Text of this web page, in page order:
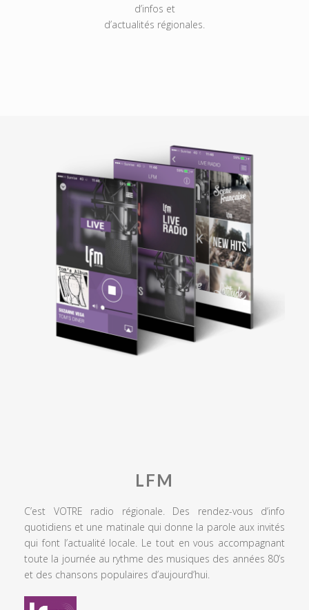
d’infos et
d’actualités régionales.
LFM
C’est VOTRE radio régionale. Des rendez-vous d’info
quotidiens et une matinale qui donne la parole aux invités
qui font l’actualité locale. Le tout en vous accompagnant
toute la journée au rythme des musiques des années 80’s
et des chansons populaires d’aujourd’hui.